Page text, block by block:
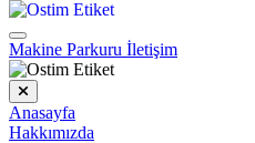
Makine Parkuru İletişim
Anasayfa
Hakkımızda